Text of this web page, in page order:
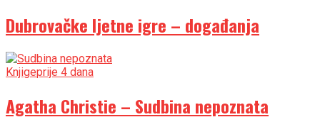
Dubrovačke ljetne igre – događanja
Knjigeprije 4 dana
Agatha Christie – Sudbina nepoznata